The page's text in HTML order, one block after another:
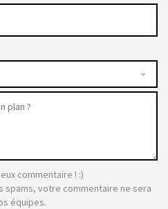
commentaire ! :)
spams, votre commentaire ne sera
équipes.